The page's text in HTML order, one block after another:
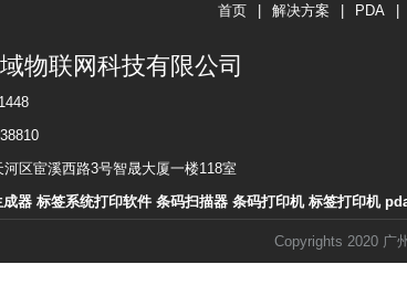
首页 解决方案 PDA
物联网科技有限公司
区宦溪西路3号智晟大厦一楼118室
成器 标签系统打印软件 条码扫描器 条码打印机 标签打印机
Copyrights 2020 广